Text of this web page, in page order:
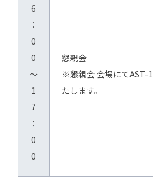
6
：
0
0
～
1
7
：
0
0
懇親会
※懇親会 会場にてAST-
たします。